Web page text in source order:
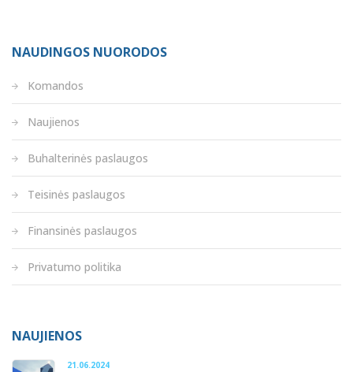
NAUDINGOS NUORODOS
Komandos
Naujienos
Buhalterinės paslaugos
Teisinės paslaugos
Finansinės paslaugos
Privatumo politika
NAUJIENOS
21.06.2024